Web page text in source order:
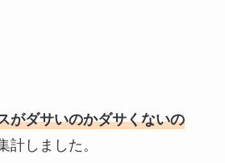
がダサいのかダサくないの
計しました。